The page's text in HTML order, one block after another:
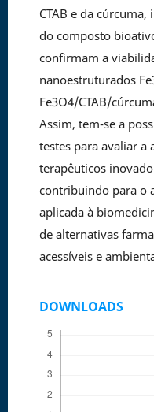
CTAB e da
do composto
confirmam a
nanoestruturados
Fe3O4/CTAB/
Assim, tem-se a
testes para avaliar a
terapêuticos
contribuindo para o
aplicada à
de alternativas
acessíveis e
DOWNLOADS